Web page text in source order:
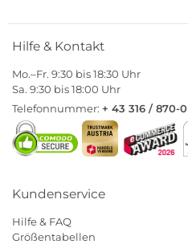
Hilfe & Kontakt
Mo.–Fr. 9:30 bis 18:30 Uhr
Sa. 9:30 bis 18:00 Uhr
Telefonnummer: + 43 316 / 870-0
Kundenservice
Hilfe & FAQ
Größentabellen